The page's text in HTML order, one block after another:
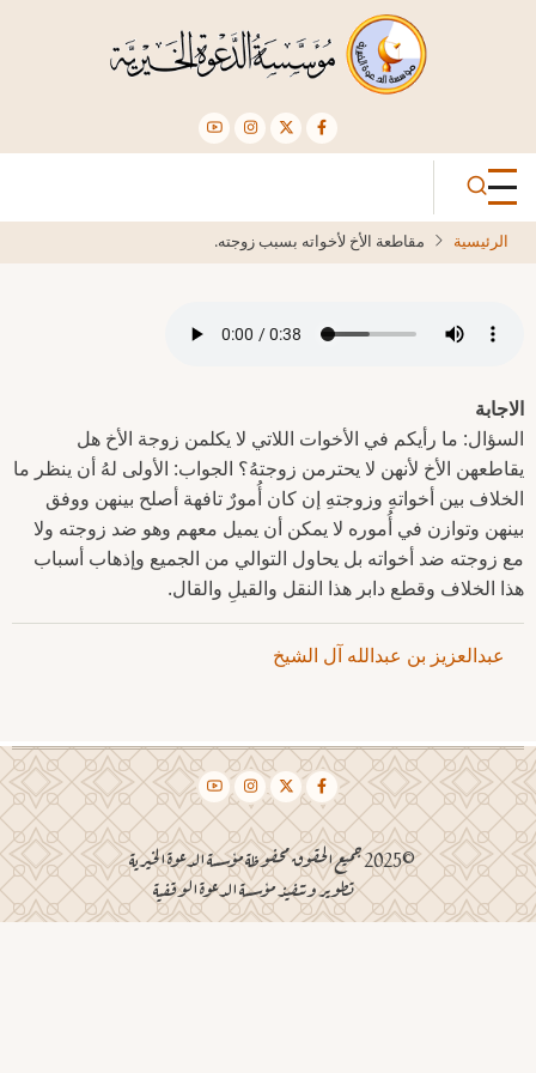
الرئيسية مقاطعة الأخ لأخواته بسبب زوجته.
الاجابة
السؤال: ما رأيكم في الأخوات اللاتي لا يكلمن زوجة الأخ هل
يقاطعهن الأخ لأنهن لا يحترمن زوجتهُ؟ الجواب: الأولى لهُ أن ينظر ما
الخلاف بين أخواتهِ وزوجتهِ إن كان أُمورٌ تافهة أصلح بينهن ووفق
بينهن وتوازن في أُموره لا يمكن أن يميل معهم وهو ضد زوجته ولا
مع زوجته ضد أخواته بل يحاول التوالي من الجميع وإذهاب أسباب
هذا الخلاف وقطع دابر هذا النقل والقيلِ والقال.
عبدالعزيز بن عبدالله آل الشيخ
©2025 جميع الحقوق محفوظة مؤسسة الدعوة الخيرية
تطوير وتنفيذ مؤسسة الدعوة الوقفية